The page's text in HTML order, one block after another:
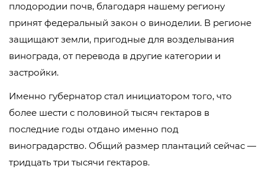
плодородии почв, благодаря нашему региону
принят федеральный закон о виноделии. В регионе
защищают земли, пригодные для возделывания
винограда, от перевода в другие категории и
застройки.
Именно губернатор стал инициатором того, что
более шести с половиной тысяч гектаров в
последние годы отдано именно под
виноградарство. Общий размер плантаций сейчас —
тридцать три тысячи гектаров.